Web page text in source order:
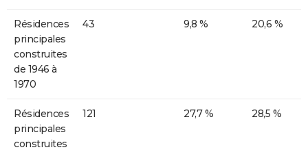
Résidences
principales
construites
de 1946 à
1970
43 9,8 % 20,6 %
Résidences
principales
construites
121 27,7 % 28,5 %